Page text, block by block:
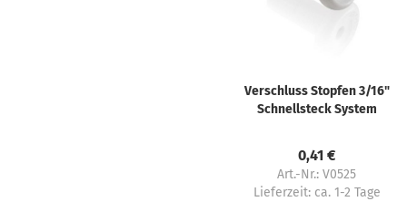
Verschluss Stopfen 3/16"
Schnellsteck System
0,41 €
Art.-Nr.: V0525
Lieferzeit: ca. 1-2 Tage